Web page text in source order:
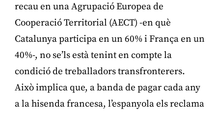
recau en una Agrupació Europea de
Cooperació Territorial (AECT) -en què
Catalunya participa en un 60% i França en un
40%-, no se’ls està tenint en compte la
condició de treballadors transfronterers.
Això implica que, a banda de pagar cada any
a la hisenda francesa, l’espanyola els reclama